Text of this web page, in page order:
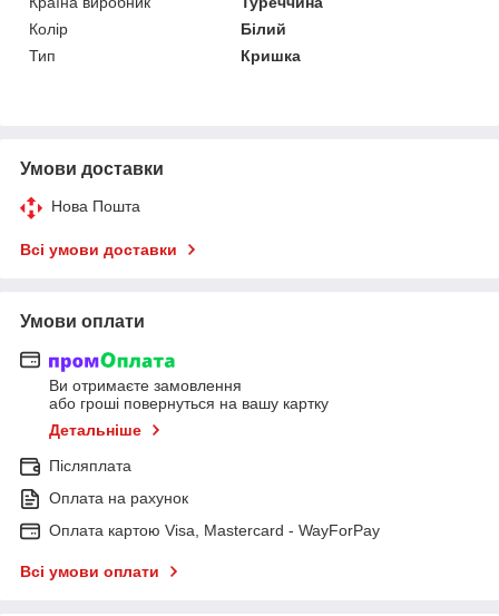
Колір
Білий
Тип
Кришка
Умови доставки
Нова Пошта
Всі умови доставки
Умови оплати
Ви отримаєте замовлення
або гроші повернуться на вашу картку
Детальніше
Післяплата
Оплата на рахунок
Оплата картою Visa, Mastercard - WayForPay
Всі умови оплати